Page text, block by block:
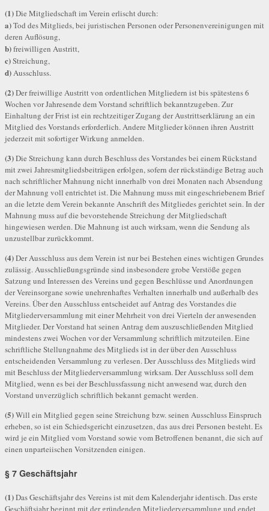
(1)Die Mitgliedschaft im Verein erlischt durch:
a)Tod des Mitglieds, bei juristischen Personen oder Personenvereinigungen mit
deren Auflösung,
b)freiwilligen Austritt,
c)Streichung,
d) Ausschluss.
(2)Der freiwillige Austritt von ordentlichen Mitgliedern ist bis spätestens 6
Wochen vor Jahresende dem Vorstand schriftlich bekanntzugeben. Zur
Einhaltung der Frist ist ein rechtzeitiger Zugang der Austrittserklärung an ein
Mitglied des Vorstands erforderlich. Andere Mitglieder können ihren Austritt
jederzeit mit sofortiger Wirkung anmelden.
(3)Die Streichung kann durch Beschluss des Vorstandes bei einem Rückstand
mit zwei Jahresmitgliedsbeiträgen erfolgen, sofern der rückständige Betrag auch
nach schriftlicher Mahnung nicht innerhalb von drei Monaten nach Absendung
der Mahnung voll entrichtet ist. Die Mahnung muss mit eingeschriebenem Brief
an die letzte dem Verein bekannte Anschrift des Mitgliedes gerichtet sein. In der
Mahnung muss auf die bevorstehende Streichung der Mitgliedschaft
hingewiesen werden. Die Mahnung ist auch wirksam, wenn die Sendung als
unzustellbar zurückkommt.
(4)Der Ausschluss aus dem Verein ist nur bei Bestehen eines wichtigen Grundes
zulässig. Ausschließungsgründe sind insbesondere grobe Verstöße gegen
Satzung und Interessen des Vereins und gegen Beschlüsse und Anordnungen
der Vereinsorgane sowie unehrenhaftes Verhalten innerhalb und außerhalb des
Vereins. Über den Ausschluss entscheidet auf Antrag des Vorstandes die
Mitgliederversammlung mit einer Mehrheit von drei Vierteln der anwesenden
Mitglieder. Der Vorstand hat seinen Antrag dem auszuschließenden Mitglied
mindestens zwei Wochen vor der Versammlung schriftlich mitzuteilen. Eine
schriftliche Stellungnahme des Mitglieds ist in der über den Ausschluss
entscheidenden Versammlung zu verlesen. Der Ausschluss des Mitglieds wird
mit Beschluss der Mitgliederversammlung wirksam. Der Ausschluss soll dem
Mitglied, wenn es bei der Beschlussfassung nicht anwesend war, durch den
Vorstand unverzüglich schriftlich bekannt gemacht werden.
(5)Will ein Mitglied gegen seine Streichung bzw. seinen Ausschluss Einspruch
erheben, so ist ein Schiedsgericht einzusetzen, das aus drei Personen besteht. Es
wird je ein Mitglied vom Vorstand sowie vom Betroffenen benannt, die sich auf
einen unparteiischen Vorsitzenden einigen.
§ 7 Geschäftsjahr
(1)Das Geschäftsjahr des Vereins ist mit dem Kalenderjahr identisch. Das erste
Geschäftsjahr beginnt mit der gründenden Mitgliederversammlung und endet